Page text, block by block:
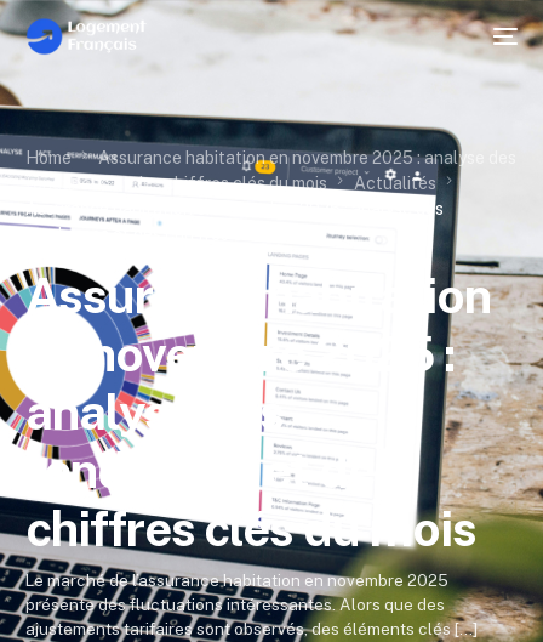
Home
Assurance habitation en novembre 2025 : analyse des
tendances et des chiffres clés du mois
Actualités
Assurance habitation en novembre 2025 : analyse des
tendances et des chiffres clés du mois
Assurance habitation
en novembre 2025 :
analyse des
tendances et des
chiffres clés du mois
Le marché de l’assurance habitation en novembre 2025
présente des fluctuations intéressantes. Alors que des
ajustements tarifaires sont observés, des éléments clés […]